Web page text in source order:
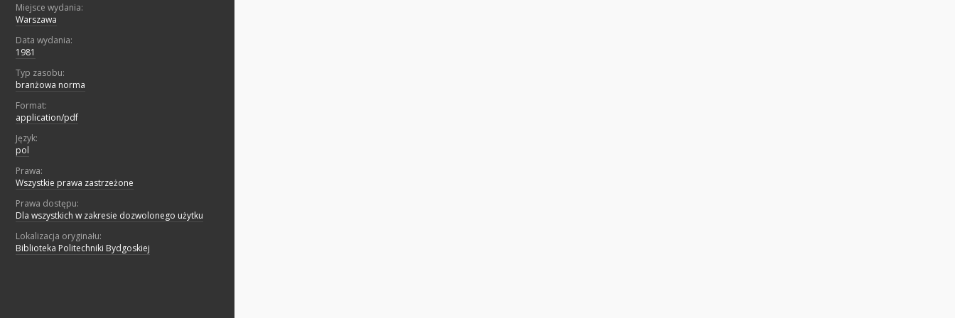
Miejsce wydania:
Warszawa
Data wydania:
1981
Typ zasobu:
branżowa norma
Format:
application/pdf
Język:
pol
Prawa:
Wszystkie prawa zastrzeżone
Prawa dostępu:
Dla wszystkich w zakresie dozwolonego użytku
Lokalizacja oryginału:
Biblioteka Politechniki Bydgoskiej